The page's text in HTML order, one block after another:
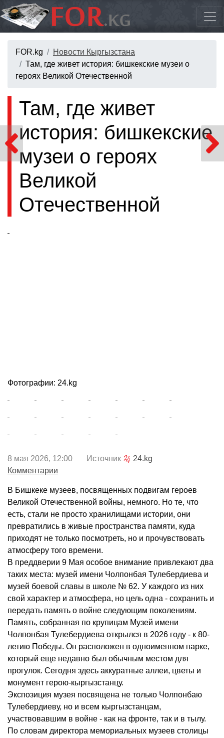
FOR.kg
Новости Кыргызстана
Там, где живет история: бишкекские музеи о
героях Великой Отечественной
Там, где живет
история: бишкекские
музеи о героях
Великой
Отечественной
Фотографии: 24.kg
8 мая 2026, 12:00 Источник
24.kg
Комментарии
В Бишкеке музеев, посвященных подвигам героев
Великой Отечественной войны, немного. Но те, что
есть, стали не просто хранилищами истории, они
превратились в живые пространства памяти, куда
приходят не только посмотреть, но и прочувствовать
атмосферу того времени.
В преддверии 9 Мая особое внимание привлекают два
таких места: музей имени Чолпонбая Тулебердиева и
музей боевой славы в школе № 62. У каждого из них
свой характер и атмосфера, но цель одна - сохранить и
передать память о войне следующим поколениям.
Память, собранная по крупицам Музей имени
Чолпонбая Тулебердиева открылся в 2026 году - к 80-
летию Победы. Он расположен в одноименном парке,
который еще недавно был обычным местом для
прогулок. Сегодня здесь аккуратные аллеи, цветы и
монумент герою-кыргызстанцу.
Экспозиция музея посвящена не только Чолпонбаю
Тулебердиеву, но и всем кыргызстанцам,
участвовавшим в войне - как на фронте, так и в тылу.
По словам директора мемориальных музеев столицы